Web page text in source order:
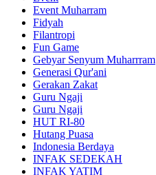
Event Muharram
Fidyah
Filantropi
Fun Game
Gebyar Senyum Muharrram
Generasi Qur'ani
Gerakan Zakat
Guru Ngaji
Guru Ngaji
HUT RI-80
Hutang Puasa
Indonesia Berdaya
INFAK SEDEKAH
INFAK YATIM